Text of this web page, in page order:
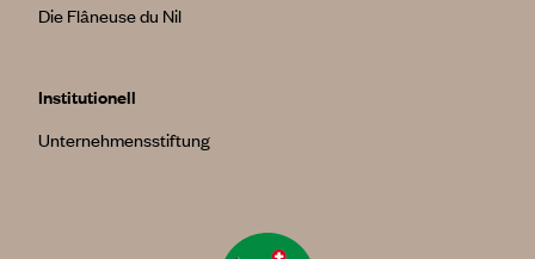
Die Flâneuse du Nil
Institutionell
Unternehmensstiftung